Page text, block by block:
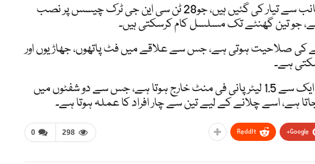
اینٹی اسموگ گن معروف کمپنی ٹاٹا کی جانب سے تیار کی گئیں ہیں، جو28 ٹن سی این جی ٹرک چیسس پر نصب
پانی پھینکنے کی صلاحیت ہوتی ہے، جس سے علاقے میں فٹ پاتھوں، جھاڑیوں اور
ہے۔
جدید گن میں 30 نوزلز ہیں، جن میں سے ہر ایک سے 1.5 لیٹر پانی فی منٹ خارج ہوتا ہے، جس سے دو شفٹوں میں
0 298 Google+
ReddIt